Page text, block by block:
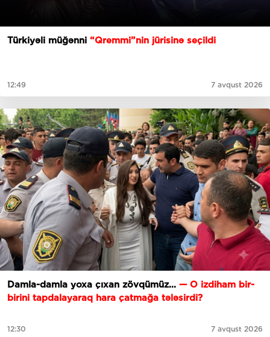
Türkiyəli müğənni “Qremmi”nin jürisinə seçildi
12:49 7 avqust 2026
Damla-damla yoxa çıxan zövqümüz... — O izdiham bir-
birini tapdalayaraq hara çatmağa tələsirdi?
12:30 7 avqust 2026